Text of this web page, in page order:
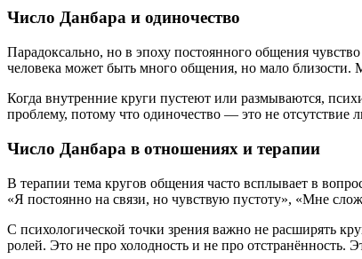
Число Данбара и одиночество
Парадоксально, но в эпоху постоянного общения
человека может быть много общения, но мало
Когда внутренние круги пустеют или размываются,
проблему, потому что одиночество — это не отсутствие
Число Данбара в отношениях и терапии
В терапии тема кругов общения часто всплывает в
«Я постоянно на связи, но чувствую пустоту», «Мне
С психологической точки зрения важно не расширять
ролей. Это не про холодность и не про отстранённость.